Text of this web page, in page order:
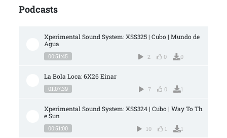
Podcasts
Xperimental Sound System: XSS325 | Cubo | Mundo de
Agua
00:51:45 2 0 0
La Bola Loca: 6X26 Einar
01:07:39 7 0 1
Xperimental Sound System: XSS324 | Cubo | Way To Th
e Sun
00:51:00 10 1 1